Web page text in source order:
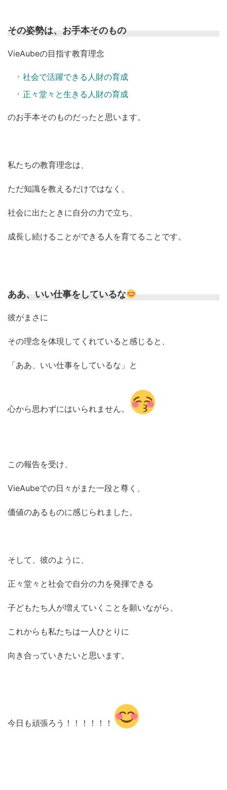
その姿勢は、お手本そのもの
VieAubeの目指す教育理念
社会で活躍できる人財の育成
正々堂々と生きる人財の育成
のお手本そのものだったと思います。
私たちの教育理念は、
ただ知識を教えるだけではなく、
社会に出たときに自分の力で立ち、
成長し続けることができる人を育てることです。
ああ、いい仕事をしているな
彼がまさに
その理念を体現してくれていると感じると、
「ああ、いい仕事をしているな」と
心から思わずにはいられません。
この報告を受け、
VieAubeでの日々がまた一段と尊く、
価値のあるものに感じられました。
そして、彼のように、
正々堂々と社会で自分の力を発揮できる
子どもたち人が増えていくことを願いながら、
これからも私たちは一人ひとりに
向き合っていきたいと思います。
今日も頑張ろう！！！！！！